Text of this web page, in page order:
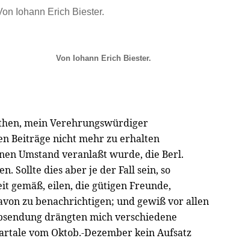
Iohann Erich Biester.
Von Iohann Erich Biester.
mein Verehrungswürdiger
Beiträge nicht mehr zu erhalten
Umstand veranlaßt wurde, die Berl.
Sollte dies aber je der Fall sein, so
gemäß, eilen, die gütigen Freunde,
zu benachrichtigen; und gewiß vor allen
drängten mich verschiedene
vom Oktob.-Dezember kein Aufsatz